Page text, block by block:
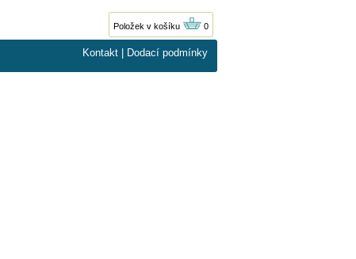
Položek v košíku 0
Kontakt Dodací podmínky